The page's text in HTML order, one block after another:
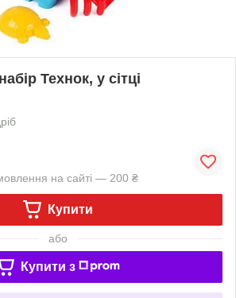
Технок, у сітці
на сайті — 200 ₴
Купити
або
Купити з